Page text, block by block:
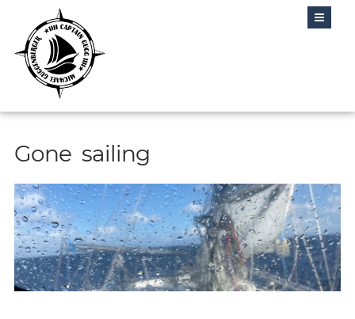
content
Gone sailing